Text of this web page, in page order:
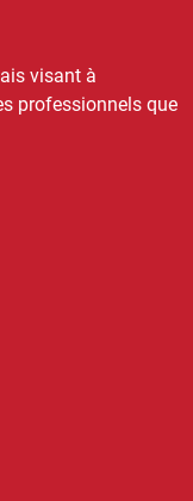
visant à
professionnels que